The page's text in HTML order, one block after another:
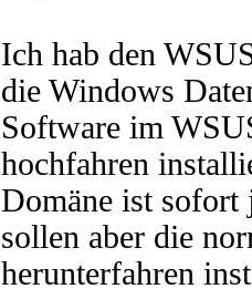
Ich hab den
die Windows
Software im
hochfahren
Domäne ist sofort
sollen aber die
herunterfahren